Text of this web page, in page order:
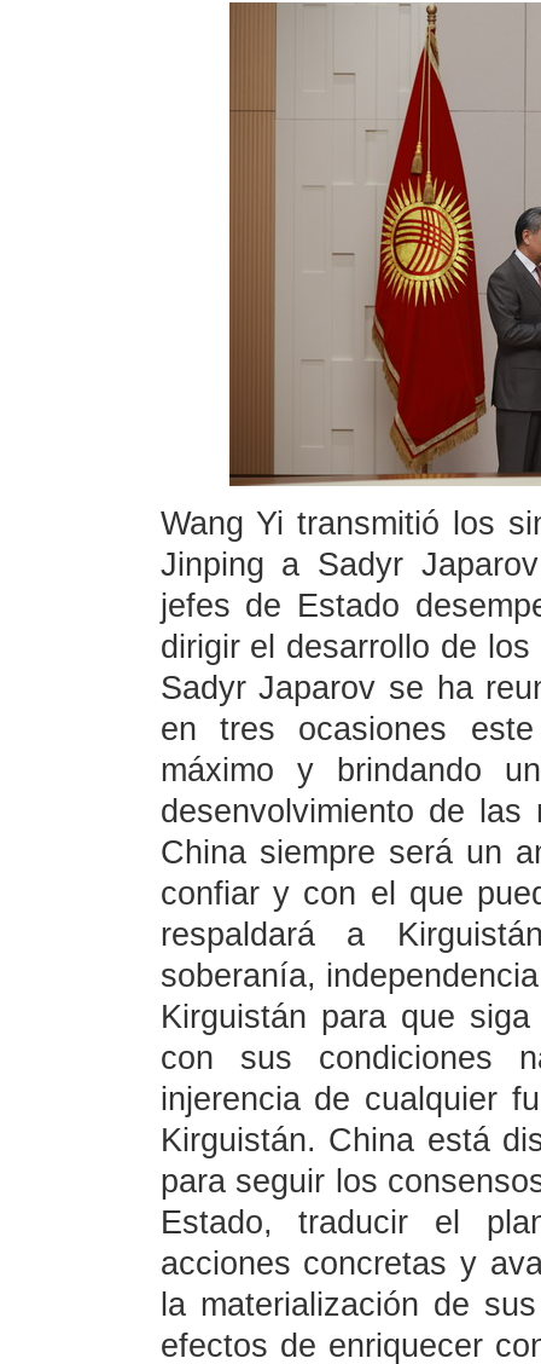
Wang Yi transmitió los
Jinping a Sadyr
jefes de Estado
dirigir el desarrollo de
Sadyr Japarov se ha
en tres ocasiones
máximo y brindando
desenvolvimiento de
China siempre será un
confiar y con el que
respaldará a
soberanía,
Kirguistán para que
con sus condiciones
injerencia de cualquier
Kirguistán. China está
para seguir los
Estado, traducir el
acciones concretas y
la materialización de
efectos de enriquecer